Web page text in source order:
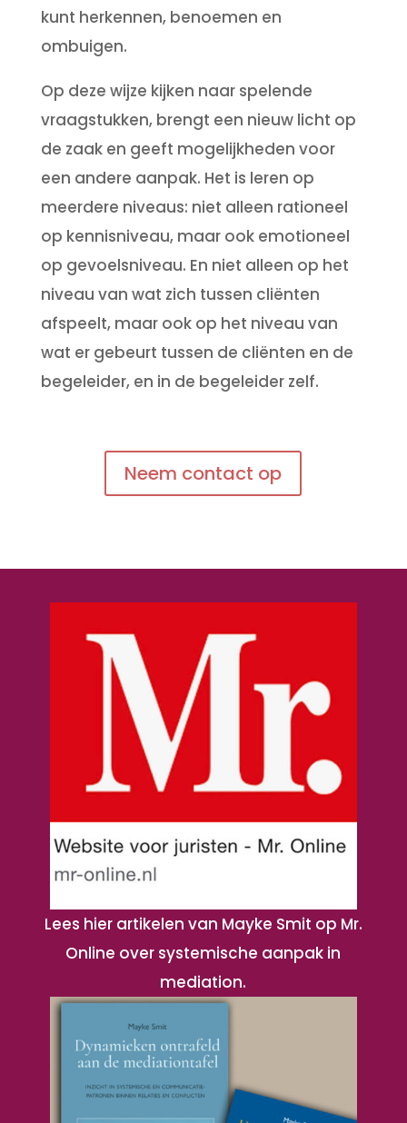
kunt herkennen, benoemen en
ombuigen.
Op deze wijze kijken naar spelende
vraagstukken, brengt een nieuw licht op
de zaak en geeft mogelijkheden voor
een andere aanpak. Het is leren op
meerdere niveaus: niet alleen rationeel
op kennisniveau, maar ook emotioneel
op gevoelsniveau. En niet alleen op het
niveau van wat zich tussen cliënten
afspeelt, maar ook op het niveau van
wat er gebeurt tussen de cliënten en de
begeleider, en in de begeleider zelf.
Neem contact op
Lees hier artikelen van Mayke Smit op Mr.
Online over systemische aanpak in
mediation.